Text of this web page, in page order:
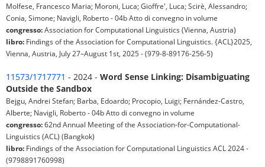
Molfese, Francesco Maria; Moroni, Luca; Gioffre', Luca; Scirè, Alessandro;
Conia, Simone; Navigli, Roberto - 04b Atto di convegno in volume
congresso:Association for Computational Linguistics (Vienna, Austria)
libro: Findings of the Association for Computational Linguistics. {ACL}2025,
Vienna, Austria, July 27–August 1st, 2025 - (979-8-89176-256-5)
11573/1717771 - 2024 - Word Sense Linking: Disambiguating
Outside the Sandbox
Bejgu, Andrei Stefan; Barba, Edoardo; Procopio, Luigi; Fernández-Castro,
Alberte; Navigli, Roberto - 04b Atto di convegno in volume
congresso:62nd Annual Meeting of the Association-for-Computational-
Linguistics (ACL) (Bangkok)
libro: Findings of the Association for Computational Linguistics ACL 2024 -
(9798891760998)